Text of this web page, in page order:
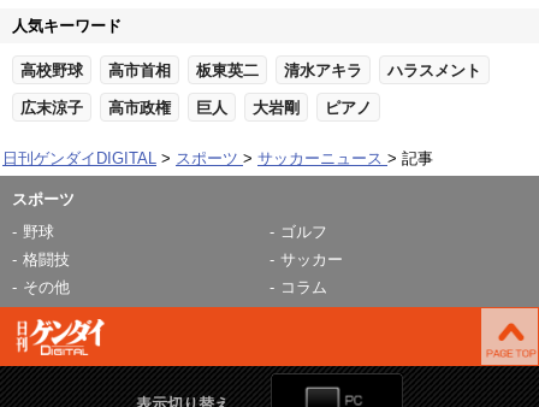
人気キーワード
高校野球 高市首相 板東英二 清水アキラ ハラスメント
広末涼子 高市政権 巨人 大岩剛 ピアノ
日刊ゲンダイDIGITAL スポーツ サッカーニュース 記事
スポーツ
野球
ゴルフ
格闘技
サッカー
その他
コラム
表示切り替え